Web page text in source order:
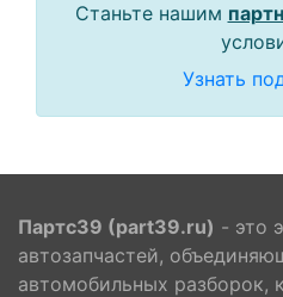
Станьте нашим
Узнать
Партс39 (part39.ru) - это
автозапчастей,
автомобильных разборок,